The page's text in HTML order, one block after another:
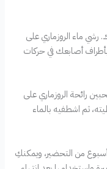
ماء الروزماري على
أصابعك في حركات
رائحة الروزماري على
30 دقيقة مع تغطيته، ثم اشطفيه بالماء
من التحضير، ويمكنكِ